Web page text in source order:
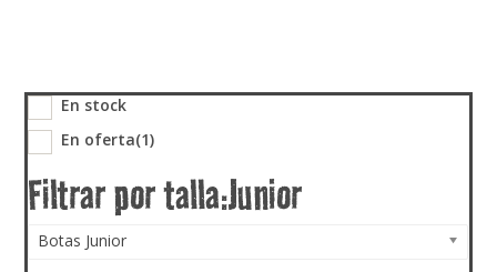
En stock
En oferta(1)
Botas Junior